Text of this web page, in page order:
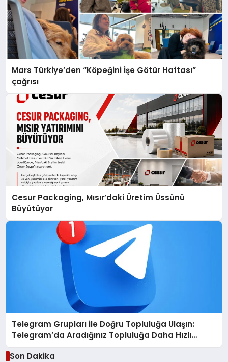
Mars Türkiye’den “Köpeğini İşe Götür Haftası”
çağrısı
Cesur Packaging, Mısır’daki Üretim Üssünü
Büyütüyor
Telegram Grupları ile Doğru Topluluğa Ulaşın:
Telegram’da Aradığınız Topluluğa Daha Hızlı
Ulaşın
Son Dakika